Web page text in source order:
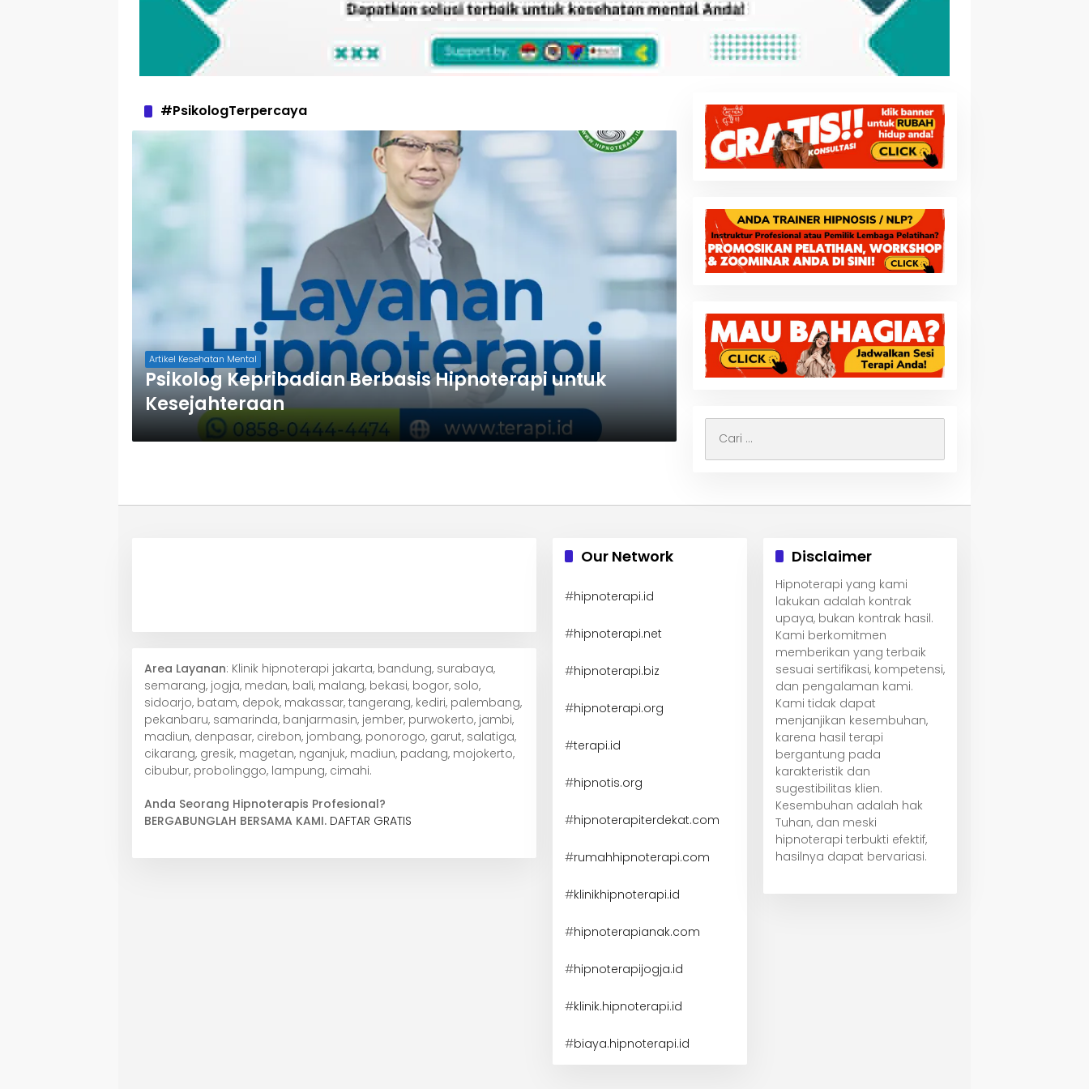
#PsikologTerpercaya
Artikel Kesehatan Mental
Psikolog Kepribadian Berbasis Hipnoterapi untuk
Kesejahteraan
untuk:
Area Layanan: Klinik hipnoterapi jakarta, bandung, surabaya,
semarang, jogja, medan, bali, malang, bekasi, bogor, solo,
sidoarjo, batam, depok, makassar, tangerang, kediri, palembang,
pekanbaru, samarinda, banjarmasin, jember, purwokerto, jambi,
madiun, denpasar, cirebon, jombang, ponorogo, garut, salatiga,
cikarang, gresik, magetan, nganjuk, madiun, padang, mojokerto,
cibubur, probolinggo, lampung, cimahi.
Anda Seorang Hipnoterapis Profesional?
BERGABUNGLAH BERSAMA KAMI. DAFTAR GRATIS
Our Network
#hipnoterapi.id
#hipnoterapi.net
#hipnoterapi.biz
#hipnoterapi.org
#terapi.id
#hipnotis.org
#hipnoterapiterdekat.com
#rumahhipnoterapi.com
#klinikhipnoterapi.id
#hipnoterapianak.com
#hipnoterapijogja.id
#klinik.hipnoterapi.id
#biaya.hipnoterapi.id
Disclaimer
Hipnoterapi yang kami
lakukan adalah kontrak
upaya, bukan kontrak hasil.
Kami berkomitmen
memberikan yang terbaik
sesuai sertifikasi, kompetensi,
dan pengalaman kami.
Kami tidak dapat
menjanjikan kesembuhan,
karena hasil terapi
bergantung pada
karakteristik dan
sugestibilitas klien.
Kesembuhan adalah hak
Tuhan, dan meski
hipnoterapi terbukti efektif,
hasilnya dapat bervariasi.